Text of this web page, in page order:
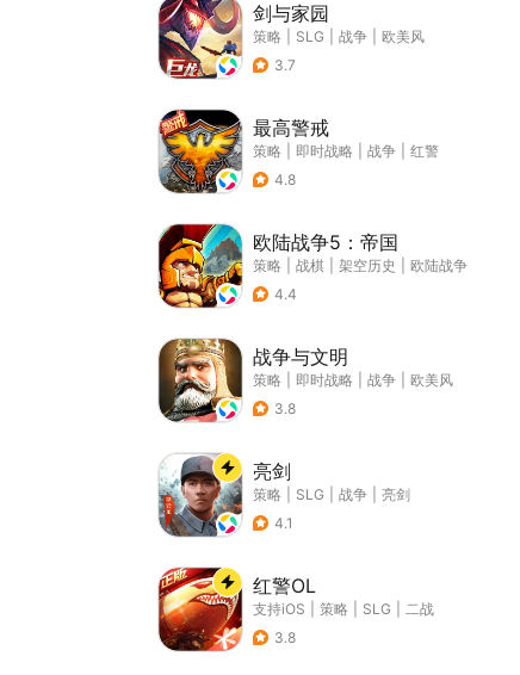
剑与家园
策略 SLG 战争
欧美风
3.7
最高警戒
策略 即时战略 战争
红警
4.8
欧陆战争5：帝国
策略 战棋 架空历史
欧陆战争
4.4
战争与文明
策略 即时战略 战争
欧美风
3.8
亮剑
策略 SLG 战争
亮剑
4.1
红警OL
支持iOS 策略 SLG
二战
3.8